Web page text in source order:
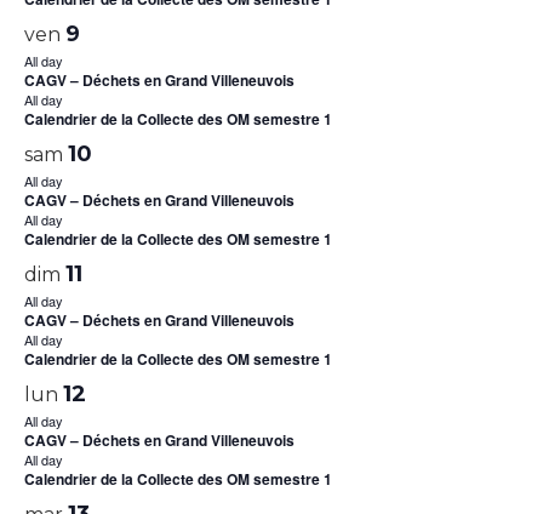
ven 9
All day
CAGV – Déchets en Grand Villeneuvois
All day
Calendrier de la Collecte des OM semestre 1
sam 10
All day
CAGV – Déchets en Grand Villeneuvois
All day
Calendrier de la Collecte des OM semestre 1
dim 11
All day
CAGV – Déchets en Grand Villeneuvois
All day
Calendrier de la Collecte des OM semestre 1
lun 12
All day
CAGV – Déchets en Grand Villeneuvois
All day
Calendrier de la Collecte des OM semestre 1